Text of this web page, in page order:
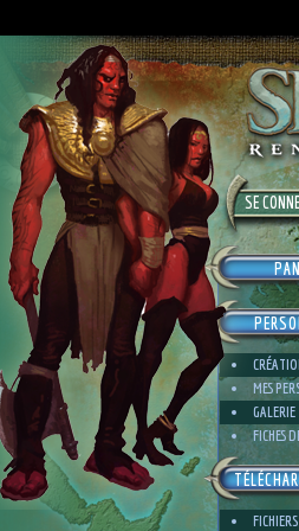
SE
MES
GALERIE
FICHES